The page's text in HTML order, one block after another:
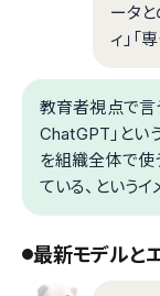
ータと
ィ」「
教育者視点で言
ChatGPT」とい
を組織全体で使
ている、というイ
最新モデルと